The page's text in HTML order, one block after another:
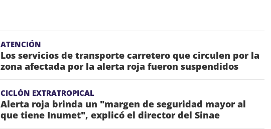
ATENCIÓN
Los servicios de transporte carretero que circulen por la
zona afectada por la alerta roja fueron suspendidos
CICLÓN EXTRATROPICAL
Alerta roja brinda un "margen de seguridad mayor al
que tiene Inumet", explicó el director del Sinae